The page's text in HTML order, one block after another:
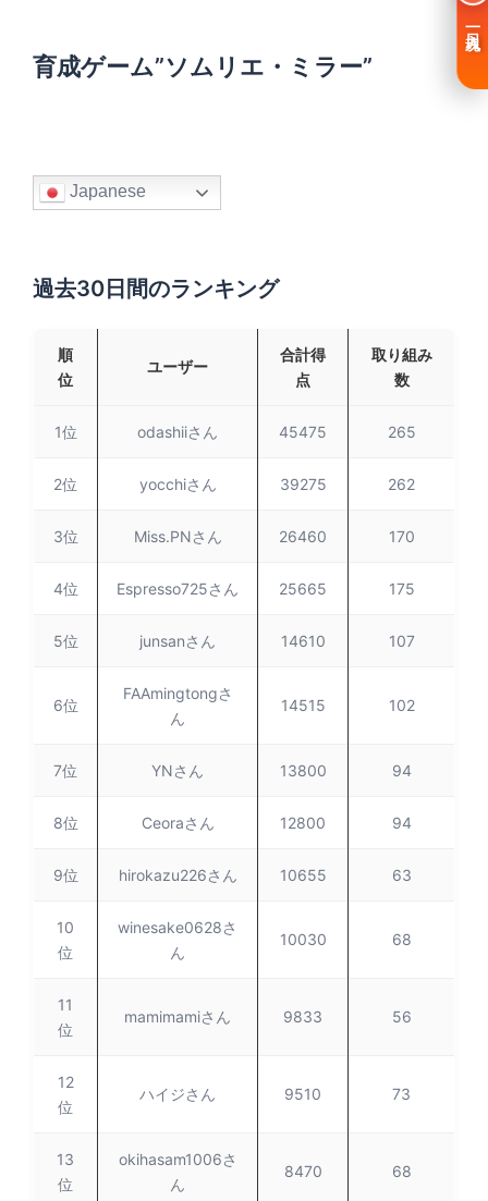
育成ゲーム”ソムリエ・ミラー”
Japanese
過去30日間のランキング
順
位
ユーザー
合計得
点
取り組み
数
1位 odashiiさん 45475 265
2位 yocchiさん 39275 262
3位 Miss.PNさん 26460 170
4位 Espresso725さん 25665 175
5位 junsanさん 14610 107
6位
FAAmingtongさ
ん
14515 102
7位 YNさん 13800 94
8位 Ceoraさん 12800 94
9位 hirokazu226さん 10655 63
10
位
winesake0628さ
ん
10030 68
11
位
mamimamiさん 9833 56
12
位
ハイジさん 9510 73
13
位
okihasam1006さ
ん
8470 68